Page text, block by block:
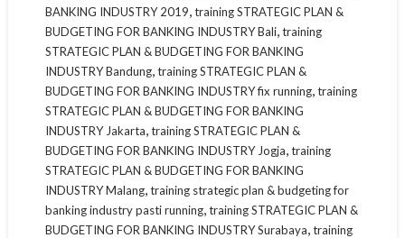
BANKING INDUSTRY 2019 training STRATEGIC PLAN &
BUDGETING FOR BANKING INDUSTRY Bali, training
STRATEGIC PLAN & BUDGETING FOR BANKING
INDUSTRY Bandung, training STRATEGIC PLAN &
BUDGETING FOR BANKING INDUSTRY fix running, training
STRATEGIC PLAN & BUDGETING FOR BANKING
INDUSTRY Jakarta training STRATEGIC PLAN &
BUDGETING FOR BANKING INDUSTRY Jogja training
STRATEGIC PLAN & BUDGETING FOR BANKING
INDUSTRY Malang, training strategic plan & budgeting for
banking industry pasti running, training STRATEGIC PLAN &
BUDGETING FOR BANKING INDUSTRY Surabaya training